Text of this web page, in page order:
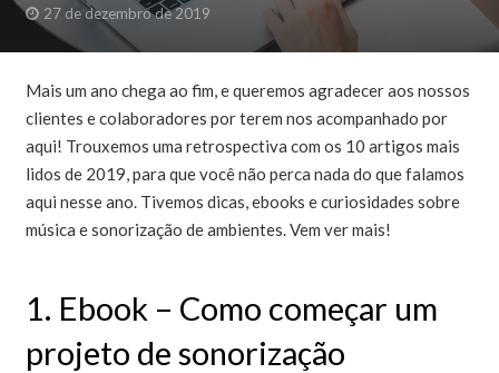
27 de dezembro de 2019
Mais um ano chega ao fim, e queremos agradecer aos nossos
clientes e colaboradores por terem nos acompanhado por
aqui! Trouxemos uma retrospectiva com os 10 artigos mais
lidos de 2019, para que você não perca nada do que falamos
aqui nesse ano. Tivemos dicas, ebooks e curiosidades sobre
música e sonorização de ambientes. Vem ver mais!
1. Ebook – Como começar um
projeto de sonorização